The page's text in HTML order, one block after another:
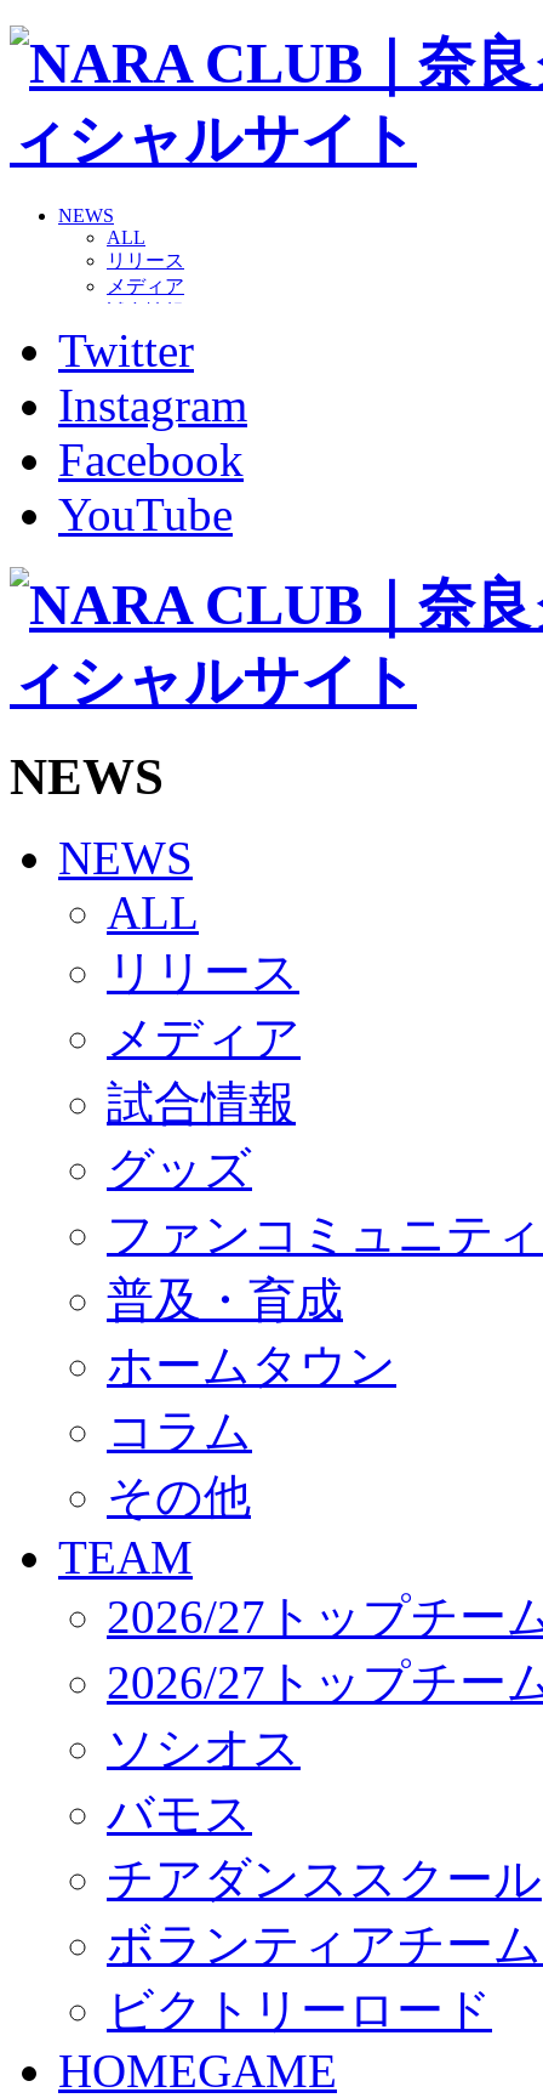
NEWS
ALL
リリース
メディア
グッズ
ファンコミュニティ
ホームタウン
コラム
その他
TEAM
2026/27トップチーム
2026/27トップチームスタッフ
バモス
チアダンススクール
ボランティアチーム「volundeer」
ビクトリーロード
HOMEGAME
観戦ルール＆マナー
Jリーグ運営管理規定
写真・動画使用ガイドライン
SCHEDULE
2026/27
練習見学時のファンサービスについて
TICKET
奈良クラブ明治安田J3リーグ2026/27シーズン試
奈良クラブ明治安田Ｊ3リーグ 2026/27シーズン「
観戦ルール＆マナー
2026/27ファンコミュニティ
サポートショップ
GOODS
オフィシャルストア（実店舗）
オンラインストア
ACADEMY
アカデミーについて
コーチ&スタッフ
ジュニア
ジュニアユース
ユース
練習拠点（ナラディーア）
SCHOOL
CLUB
パートナー募集
クラブ理念
サステナビリティ
Web制作支援
応援プロジェクト
Twitter
Instagram
Facebook
YouTube
NEWS
NEWS
ALL
リリース
メディア
試合情報
グッズ
ファンコミュニティ
普及・育成
ホームタウン
コラム
その他
TEAM
2026/27トップチー
2026/27トップチー
ソシオス
バモス
チアダンススクール
ボランティアチー
ビクトリーロード
HOMEGAME